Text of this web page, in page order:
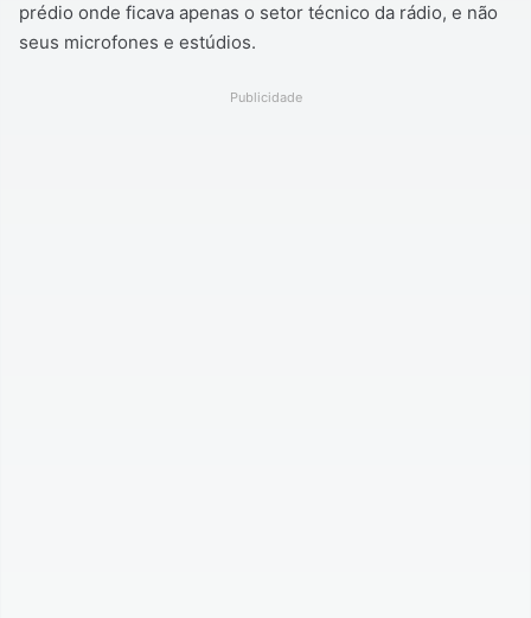
prédio onde ficava apenas o setor técnico da rádio, e não
seus microfones e estúdios.
Publicidade